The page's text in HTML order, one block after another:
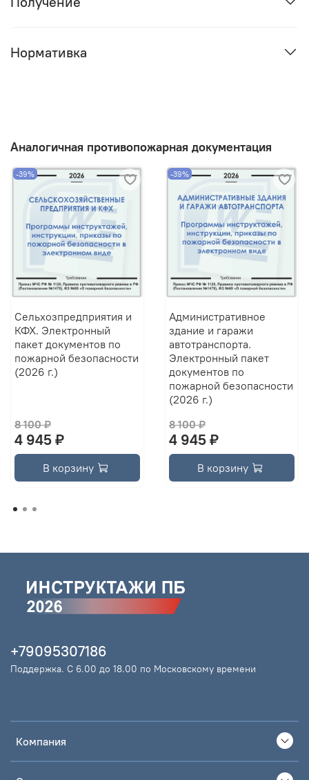
Нормативка
Аналогичная противопожарная документация
-39%
Сельхозпредприятия и
КФХ. Электронный
пакет документов по
пожарной безопасности
(2026 г.)
8 100 ₽
4 945 ₽
В корзину
-39%
Административное
здание и гаражи
автотранспорта.
Электронный пакет
документов по
пожарной безопасности
(2026 г.)
8 100 ₽
4 945 ₽
В корзину
Компания
+79095307186
Поддержка. С 6.00 до 18.00 по Московскому времени